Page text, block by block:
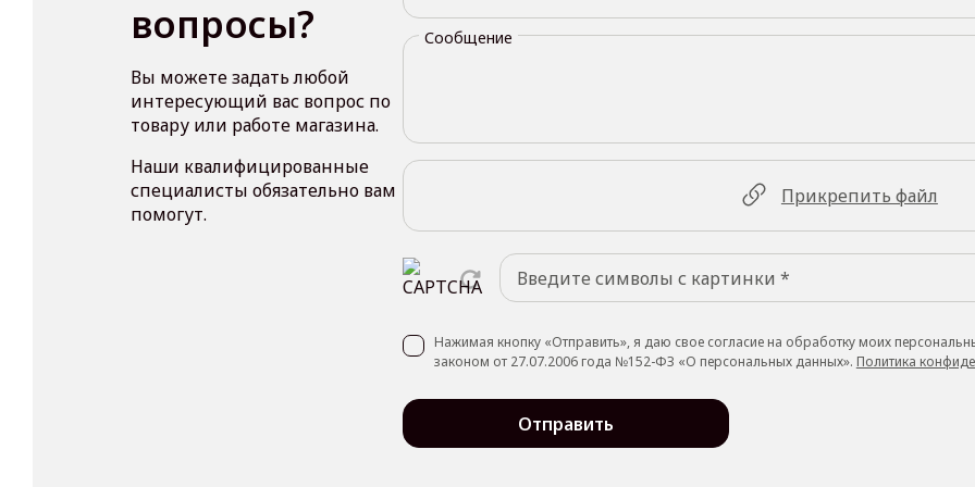
вопросы?
Вы можете задать любой
интересующий вас вопрос по
товару или работе магазина.
Наши квалифицированные
специалисты обязательно вам
помогут.
Сообщение
Прикрепить файл
Нажимая кнопку «Отправить», я даю свое согласие на обработку моих
законом от 27.07.2006 года №152-ФЗ «О персональных данных». Политика
Отправить